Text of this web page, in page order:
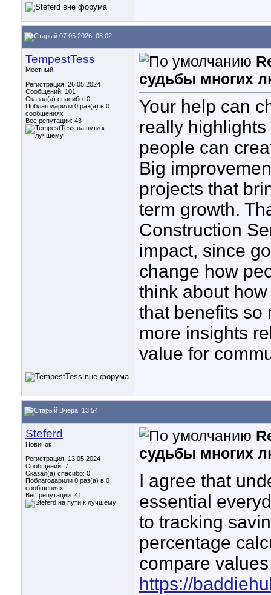
07.05.2026, 08:02
TempestTess
Местный
Регистрация: 26.05.2024
Сообщений: 101
Сказал(а) спасибо: 0
Поблагодарили 0 раз(а) в 0
сообщениях
Вес репутации: 43
судьбы многих
Your help can
really
people can
Big
projects that
term growth.
Construction
impact, since
change how
think about
that benefits
more insights
value for
Вчера, 13:54
Steferd
Новичок
Регистрация: 13.05.2024
Сообщений: 7
Сказал(а) спасибо: 0
Поблагодарили 0 раз(а) в 0
сообщениях
Вес репутации: 41
судьбы многих
I agree that
essential
to tracking
percentage
compare
https://